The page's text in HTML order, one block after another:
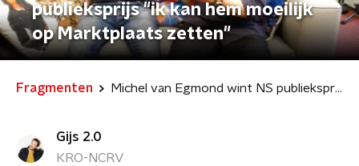
publieksprijs "ik kan hem moeilijk
op Marktplaats zetten"
Fragmenten Michel van Egmond wint NS publieksprijs "ik kan hem moeilijk op Marktplaats zetten"
Gijs 2.0
KRO-NCRV